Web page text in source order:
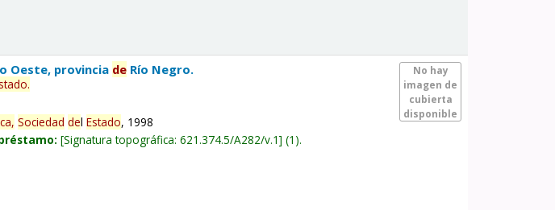
No hay
imagen de
cubierta
disponible
Oeste, provincia de Río Negro.
.
Sociedad delEstado, 1998
Signatura topográfica:621.374.5/A282/v.1 (1).